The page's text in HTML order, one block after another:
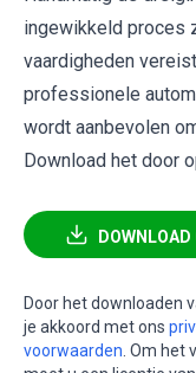
ingewikkeld proces
vaardigheden
professionele
wordt aanbevolen
Download het door
Door het downloaden
je akkoord met ons
voorwaarden . Om